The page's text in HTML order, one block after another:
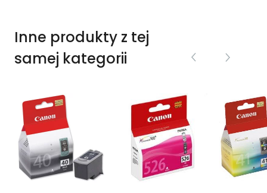
Inne produkty z tej
samej kategorii